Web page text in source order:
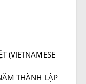
(VIETNAMESE
THÀNH LẬP